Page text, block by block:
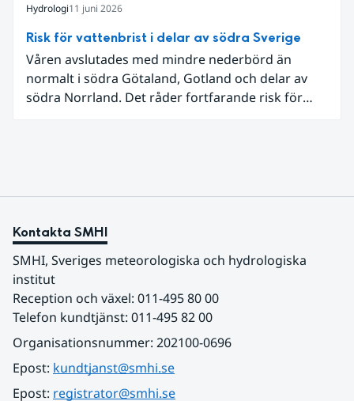
Östergötlands, Stockholms och Uppsala län.
Totalt omfattas 11 län, säger Hugo Rudebeck,
vakthavande hydrolog på SMHI.
Hydrologi11 juni 2026
Risk för vattenbrist i delar av södra Sverige
Våren avslutades med mindre nederbörd än
normalt i södra Götaland, Gotland och delar av
södra Norrland. Det råder fortfarande risk för
över lång tid för att återställa balansen.
Kontakta SMHI
SMHI, Sveriges meteorologiska och hydrologiska
institut
Reception och växel: 011-495 80 00
Telefon kundtjänst: 011-495 82 00
Organisationsnummer: 202100-0696
Epost: kundtjanst@smhi.se
Epost: registrator@smhi.se